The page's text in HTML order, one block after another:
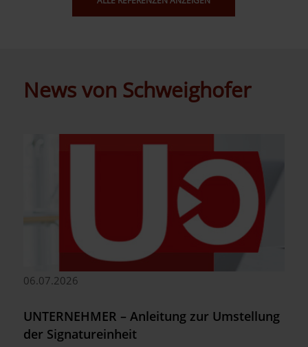
News von Schweighofer
06.07.2026
UNTERNEHMER – Anleitung zur Umstellung
der Signatureinheit